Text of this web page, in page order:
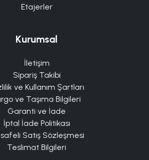
Etajerler
Kurumsal
İletişim
Sipariş Takibi
ve Kullanım Şartları
ve Taşıma Bilgileri
Garanti ve İade
İptal İade Politikası
Satış Sözleşmesi
Teslimat Bilgileri